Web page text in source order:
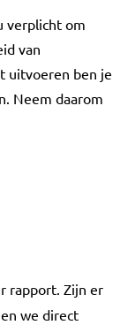
verplicht om
van
uitvoeren ben je
Neem daarom
rapport. Zijn er
we direct